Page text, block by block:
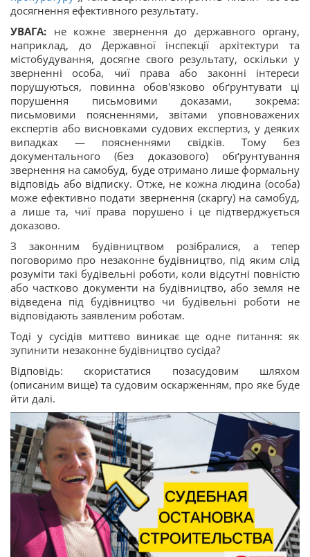
досягнення ефективного результату.
УВАГА: не кожне звернення до державного органу,
наприклад, до Державної інспекції архітектури та
містобудування, досягне свого результату, оскільки у
зверненні особа, чиї права або законні інтереси
порушуються, повинна обов'язково обґрунтувати ці
порушення письмовими доказами, зокрема:
письмовими поясненнями, звітами уповноважених
експертів або висновками судових експертиз, у деяких
випадках — поясненнями свідків. Тому без
документального (без доказового) обґрунтування
звернення на самобуд, буде отримано лише формальну
відповідь або відписку. Отже, не кожна людина (особа)
може ефективно подати звернення (скаргу) на самобуд,
а лише та, чиї права порушено і це підтверджується
доказово.
З законним будівництвом розібралися, а тепер
поговоримо про незаконне будівництво, під яким слід
розуміти такі будівельні роботи, коли відсутні повністю
або частково документи на будівництво, або земля не
відведена під будівництво чи будівельні роботи не
відповідають заявленим роботам.
Тоді у сусідів миттєво виникає ще одне питання: як
зупинити незаконне будівництво сусіда?
Відповідь: скористатися позасудовим шляхом
(описаним вище) та судовим оскарженням, про яке буде
йти далі.